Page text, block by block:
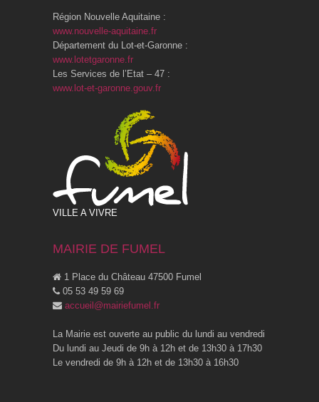
Région Nouvelle Aquitaine :
www.nouvelle-aquitaine.fr
Département du Lot-et-Garonne :
www.lotetgaronne.fr
Les Services de l’Etat – 47 :
www.lot-et-garonne.gouv.fr
VILLE A VIVRE
MAIRIE DE FUMEL
1 Place du Château 47500 Fumel
05 53 49 59 69
accueil@mairiefumel.fr
La Mairie est ouverte au public du lundi au vendredi
Du lundi au Jeudi de 9h à 12h et de 13h30 à 17h30
Le vendredi de 9h à 12h et de 13h30 à 16h30